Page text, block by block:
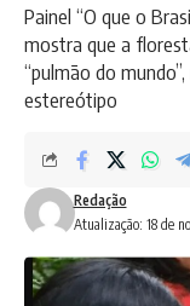
Painel “O que o
mostra que a
“pulmão do
estereótipo
Atualização: 18 de
Redação